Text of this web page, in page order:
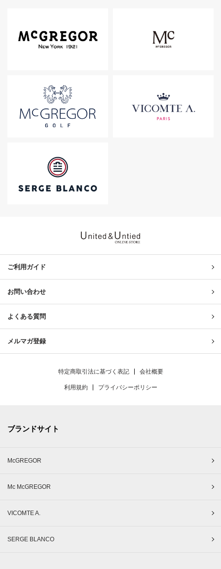
ご利用ガイド
お問い合わせ
よくある質問
メルマガ登録
特定商取引法に基づく表記 会社概要
利用規約 プライバシーポリシー
ブランドサイト
McGREGOR
Mc McGREGOR
VICOMTE A.
SERGE BLANCO